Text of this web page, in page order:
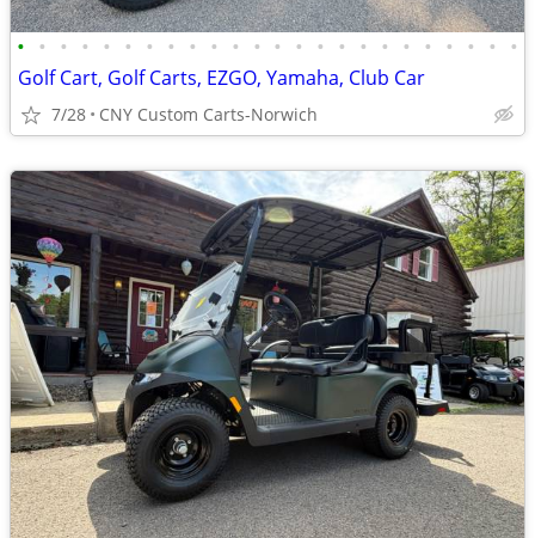
• • • • • • • • • • • • • • • • • • • • • • • •
Golf Cart, Golf Carts, EZGO, Yamaha, Club Car
7/28 CNY Custom Carts-Norwich